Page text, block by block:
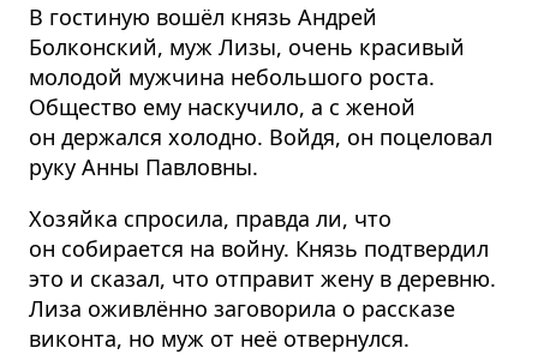
В гостиную вошёл князь Андрей
Болконский, муж Лизы, очень красивый
молодой мужчина небольшого роста.
Общество ему наскучило, а с женой
он держался холодно. Войдя, он поцеловал
руку Анны Павловны.
Хозяйка спросила, правда ли, что
он собирается на войну. Князь подтвердил
это и сказал, что отправит жену в деревню.
Лиза оживлённо заговорила о рассказе
виконта, но муж от неё отвернулся.